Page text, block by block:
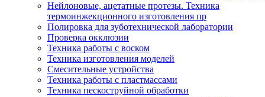
Нейлоновые, ацетатные протезы. Техника
термоинжекционного изготовления пр
Полировка для зуботехнической лаборатории
Проверка окклюзии
Техника работы с воском
Техника изготовления моделей
Смесительные устройства
Техника работы с пластмассами
Техника пескоструйной обработки